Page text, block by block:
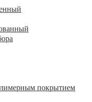
покрытием